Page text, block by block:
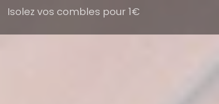
Isolez vos combles pour 1€